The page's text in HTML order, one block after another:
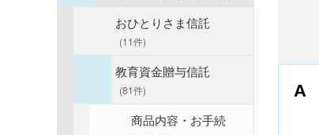
おひとりさま信託
(11件)
教育資金贈与信託
(81件)
商品内容・お手続